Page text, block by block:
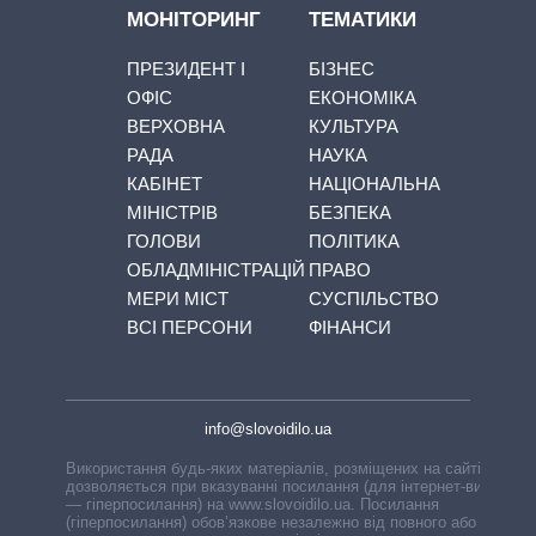
МОНІТОРИНГ
ПРЕЗИДЕНТ І
ОФІС
ВЕРХОВНА
РАДА
КАБІНЕТ
МІНІСТРІВ
ГОЛОВИ
ОБЛАДМІНІСТРАЦІЙ
МЕРИ МІСТ
ВСІ ПЕРСОНИ
ТЕМАТИКИ
БІЗНЕС
ЕКОНОМІКА
КУЛЬТУРА
НАУКА
НАЦІОНАЛЬНА
БЕЗПЕКА
ПОЛІТИКА
ПРАВО
СУСПІЛЬСТВО
ФІНАНСИ
info@slovoidilo.ua
Використання будь-яких матеріалів, розміщених на сайті,
дозволяється при вказуванні посилання (для інтернет-видань
— гіперпосилання) на www.slovoidilo.ua. Посилання
(гіперпосилання) обов’язкове незалежно від повного або